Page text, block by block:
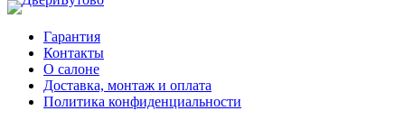
Гарантия
Контакты
О салоне
Доставка, монтаж и оплата
Политика конфиденциальности